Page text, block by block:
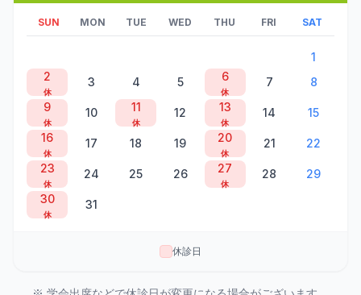
SUN MON TUE WED THU FRI SAT
1
2
休
3 4 5 6
休
7
8
9
休
10 11
休
12 13
休
14
15
16
休
17 18 19 20
休
21
22
23
休
24 25 26 27
休
28
29
30
休
31
休診日